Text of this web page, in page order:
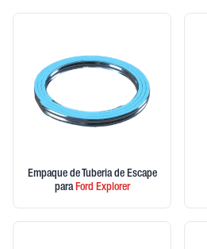
Empaque de Tuberia de Escape
paraFord Explorer